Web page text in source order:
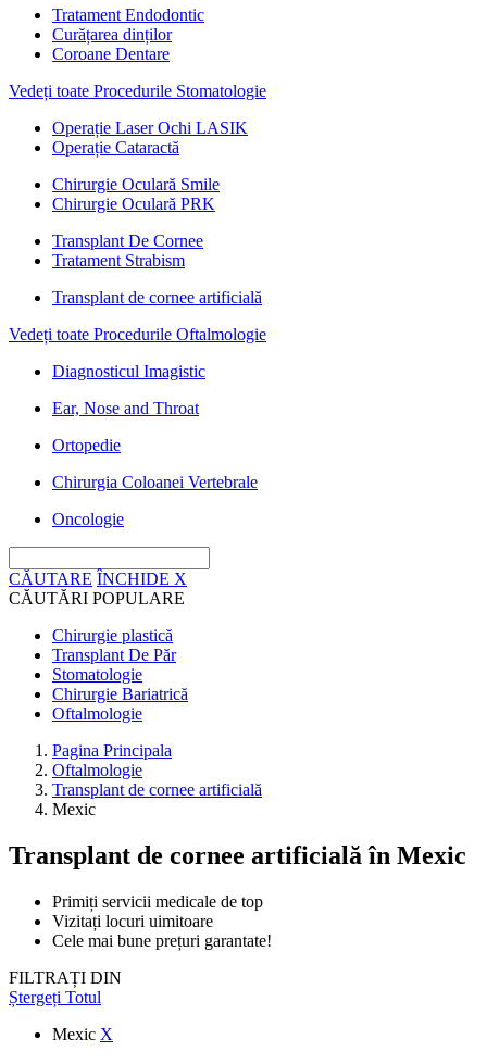
Tratament Endodontic
Curățarea dinților
Coroane Dentare
Vedeți toate Procedurile Stomatologie
Operație Laser Ochi LASIK
Operație Cataractă
Chirurgie Oculară Smile
Chirurgie Oculară PRK
Transplant De Cornee
Tratament Strabism
Transplant de cornee artificială
Vedeți toate Procedurile Oftalmologie
Diagnosticul Imagistic
Ear, Nose and Throat
Ortopedie
Chirurgia Coloanei Vertebrale
Oncologie
CĂUTARE ÎNCHIDE X
CĂUTĂRI POPULARE
Chirurgie plastică
Transplant De Păr
Stomatologie
Chirurgie Bariatrică
Oftalmologie
Pagina Principala
Oftalmologie
Transplant de cornee artificială
Mexic
Transplant de cornee artificialăîn Mexic
Primiți servicii medicale de top
Vizitați locuri uimitoare
Cele mai bune prețuri garantate!
FILTRAȚI DIN
Ștergeți Totul
Mexic X